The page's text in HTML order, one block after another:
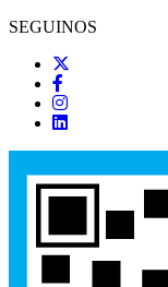
SEGUINOS